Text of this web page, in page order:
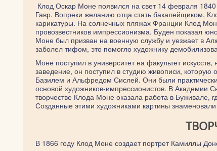
Клод Оскар Моне появился на свет 14 февраля
Гавр. Вопреки желанию отца стать бакалейщиком,
карикатуры. На солнечных пляжах Франции Клод
провозвестников импрессионизма. Буден показал
Моне был призван на военную службу и уезжает в
заболел тифом, это помогло художнику
Моне поступил в университет на факультет
заведение, он поступил в студию живописи,
Базилем и Альфредом Сислей. Они были
основой художников-импрессионистов. В Академии
творчестве Клода Моне оказала работа в Буживале,
Созданные этими художниками картины
В 1866 году Клод Моне создает портрет Камиллы